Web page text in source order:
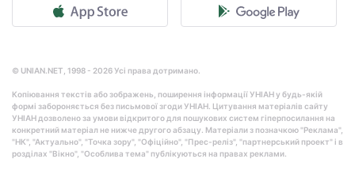
© UNIAN.NET, 1998 - 2026 Усі права дотримано.
Копіювання текстів або зображень, поширення інформації УНІАН у будь-якій
формі забороняється без письмової згоди УНІАН. Цитування матеріалів сайту
УНІАН дозволено за умови відкритого для пошукових систем гіперпосилання на
конкретний матеріал не нижче другого абзацу. Матеріали з позначкою "Реклама",
"НК", "Актуально", "Точка зору", "Офіційно", "Прес-реліз", "партнерський проект" і в
розділах "Вікно", "Особлива тема" публікуються на правах реклами.